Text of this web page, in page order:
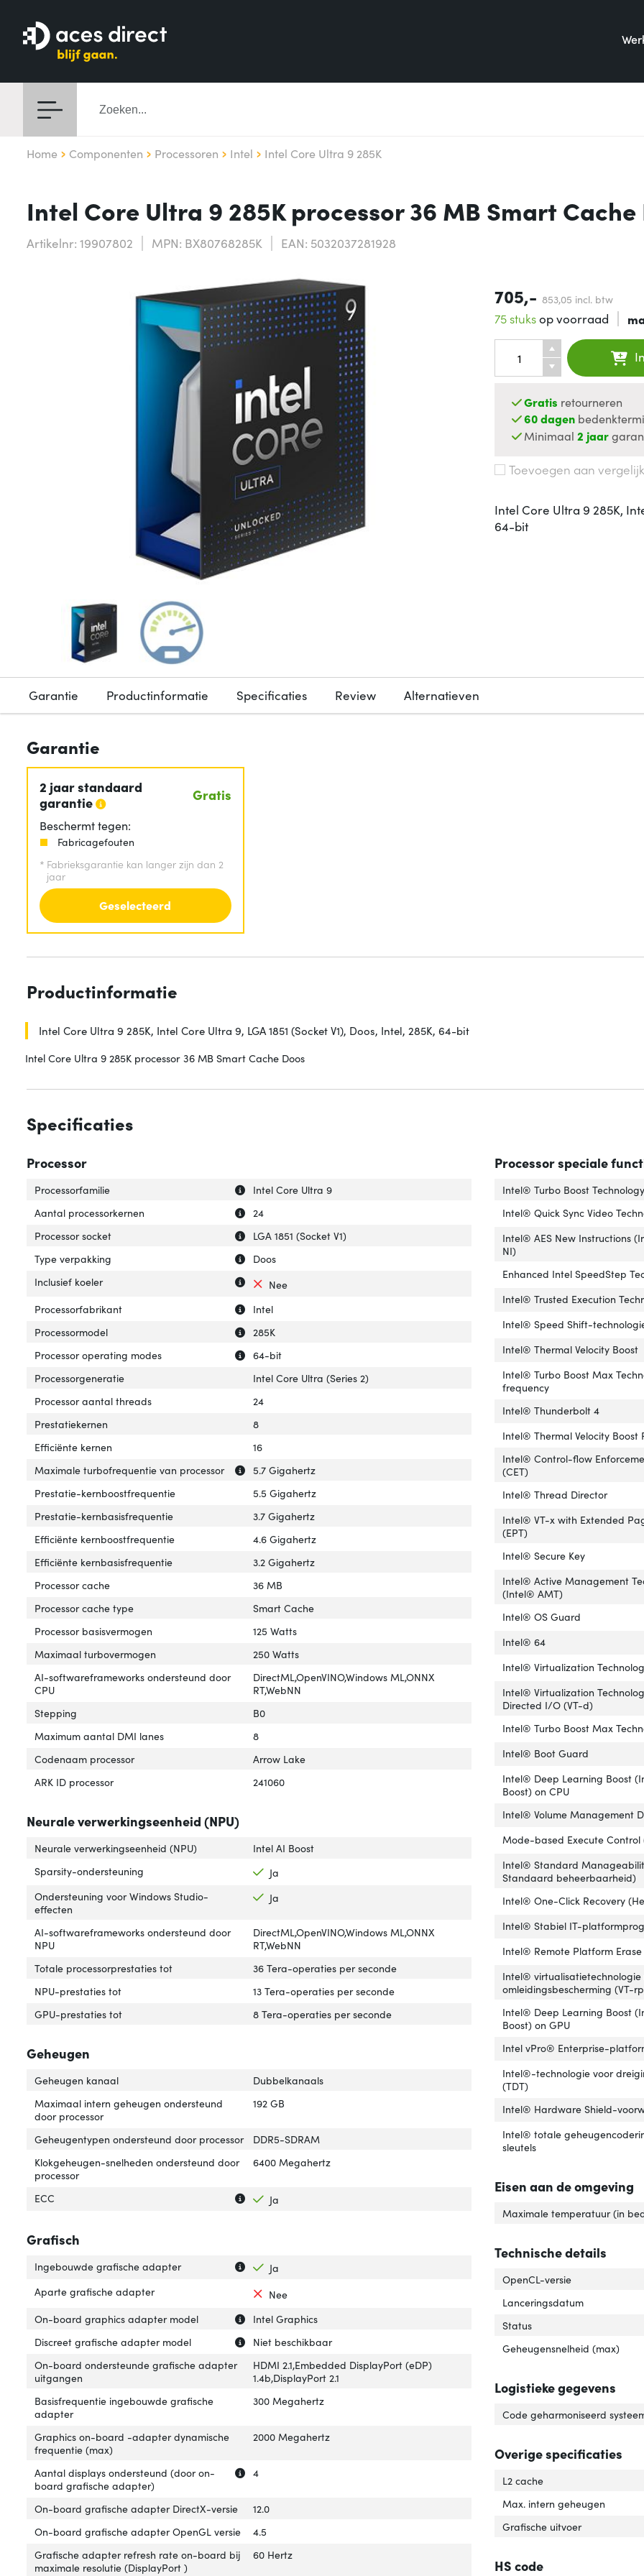
Home Componenten Processoren Intel Intel Core Ultra 9 285K
Intel Core Ultra 9 285K processor 36 MB Smart Cache
Artikelnr: 19907802 MPN: BX80768285K EAN: 5032037281928
705,- 853,05 incl. btw
75 stuksop voorraad
Gratis retourneren
60 dagen
Minimaal2 jaar
Toevoegen aan
Intel Core Ultra 9 285K,
64-bit
Garantie Productinformatie Specificaties Review Alternatieven
Garantie
2 jaar standaard
garantie
Gratis
Beschermt tegen:
Fabricagefouten
* Fabrieksgarantie kan langer zijn dan 2
jaar
Geselecteerd
Productinformatie
Intel Core Ultra 9 285K, Intel Core Ultra 9, LGA 1851 (Socket V1), Doos, Intel, 285K, 64-bit
Intel Core Ultra 9 285K processor 36 MB Smart Cache Doos
Specificaties
Processor
Uitleg over 'Processorfamilie'
Verberg uitleg over 'Processorfamilie'
Processorfamilie
Intel Core Ultra 9
Uitleg over 'Aantal processorkernen'
Verberg uitleg over 'Aantal processorkernen'
Aantal processorkernen
24
Uitleg over 'Processor socket'
Verberg uitleg over 'Processor socket'
Processor socket
LGA 1851 (Socket V1)
Uitleg over 'Type verpakking'
Verberg uitleg over 'Type verpakking'
Type verpakking
Doos
Uitleg over 'Inclusief koeler'
Verberg uitleg over 'Inclusief koeler'
Inclusief koeler
Nee
Uitleg over 'Processorfabrikant'
Verberg uitleg over 'Processorfabrikant'
Processorfabrikant
Intel
Uitleg over 'Processormodel'
Verberg uitleg over 'Processormodel'
Processormodel
285K
Uitleg over 'Processor operating modes'
Verberg uitleg over 'Processor operating modes'
Processor operating modes
64-bit
Processorgeneratie
Intel Core Ultra (Series 2)
Processor aantal threads
24
Prestatiekernen
8
Efficiënte kernen
16
Uitleg over 'Maximale turbofrequentie van processor'
Verberg uitleg over 'Maximale turbofrequentie van processor'
Maximale turbofrequentie van processor
5.7 Gigahertz
Prestatie-kernboostfrequentie
5.5 Gigahertz
Prestatie-kernbasisfrequentie
3.7 Gigahertz
Efficiënte kernboostfrequentie
4.6 Gigahertz
Efficiënte kernbasisfrequentie
3.2 Gigahertz
Processor cache
36 MB
Processor cache type
Smart Cache
Processor basisvermogen
125 Watts
Maximaal turbovermogen
250 Watts
AI-softwareframeworks ondersteund door
CPU
DirectML,OpenVINO,Windows ML,ONNX
RT,WebNN
Stepping
B0
Maximum aantal DMI lanes
8
Codenaam processor
Arrow Lake
ARK ID processor
241060
Neurale verwerkingseenheid (NPU)
Neurale verwerkingseenheid (NPU)
Intel AI Boost
Sparsity-ondersteuning
Ja
Ondersteuning voor Windows Studio-
effecten
Ja
AI-softwareframeworks ondersteund door
NPU
DirectML,OpenVINO,Windows ML,ONNX
RT,WebNN
Totale processorprestaties tot
36 Tera-operaties per seconde
NPU-prestaties tot
13 Tera-operaties per seconde
GPU-prestaties tot
8 Tera-operaties per seconde
Geheugen
Geheugen kanaal
Dubbelkanaals
Maximaal intern geheugen ondersteund
door processor
192 GB
Geheugentypen ondersteund door processor
DDR5-SDRAM
Klokgeheugen-snelheden ondersteund door
processor
6400 Megahertz
Uitleg over 'ECC'
Verberg uitleg over 'ECC'
ECC Ja
Grafisch
Uitleg over 'Ingebouwde grafische adapter'
Verberg uitleg over 'Ingebouwde grafische adapter'
Ingebouwde grafische adapter
Ja
Aparte grafische adapter
Nee
Uitleg over 'On-board graphics adapter model'
Verberg uitleg over 'On-board graphics adapter model'
On-board graphics adapter model
Intel Graphics
Uitleg over 'Discreet grafische adapter model'
Verberg uitleg over 'Discreet grafische adapter model'
Discreet grafische adapter model
Niet beschikbaar
On-board ondersteunde grafische adapter
uitgangen
HDMI 2.1,Embedded DisplayPort (eDP)
1.4b,DisplayPort 2.1
Basisfrequentie ingebouwde grafische
adapter
300 Megahertz
Graphics on-board -adapter dynamische
frequentie (max)
2000 Megahertz
Uitleg over 'Aantal displays ondersteund (door on-board grafische adapter)'
Verberg uitleg over 'Aantal displays ondersteund (door on-board grafische adapter)'
Aantal displays ondersteund (door on-
board grafische adapter)
4
On-board grafische adapter DirectX-versie
12.0
On-board grafische adapter OpenGL versie
4.5
Grafische adapter refresh rate on-board bij
maximale resolutie (DisplayPort )
60 Hertz
Processor speciale
Intel® Turbo Boost Technology
Intel® Quick Sync Video
Intel® AES New Instructions
NI)
Enhanced Intel SpeedStep
Intel® Trusted Execution
Intel® Speed Shift-
Intel® Thermal Velocity Boost
Intel® Turbo Boost Max
frequency
Intel® Thunderbolt 4
Intel® Thermal Velocity Boost
Intel® Control-flow
(CET)
Intel® Thread Director
Intel® VT-x with Extended
(EPT)
Intel® Secure Key
Intel® Active Management
(Intel® AMT)
Intel® OS Guard
Intel® 64
Intel® Virtualization
Intel® Virtualization
Directed I/O (VT-d)
Intel® Turbo Boost Max
Intel® Boot Guard
Intel® Deep Learning Boost
Boost) on CPU
Intel® Volume Management
Mode-based Execute Control
Intel® Standard
Standaard beheerbaarheid)
Intel® One-Click Recovery
Intel® Stabiel IT-
Intel® Remote Platform Erase
Intel® virtualisatietechnologie
omleidingsbescherming (VT-
Intel® Deep Learning Boost
Boost) on GPU
Intel vPro® Enterprise-
Intel®-technologie voor
(TDT)
Intel® Hardware Shield-
Intel® totale
sleutels
Eisen aan de omgeving
Maximale temperatuur (in
Technische details
OpenCL-versie
Lanceringsdatum
Status
Geheugensnelheid (max)
Logistieke gegevens
Code geharmoniseerd
Overige specificaties
L2 cache
Max. intern geheugen
Grafische uitvoer
HS code